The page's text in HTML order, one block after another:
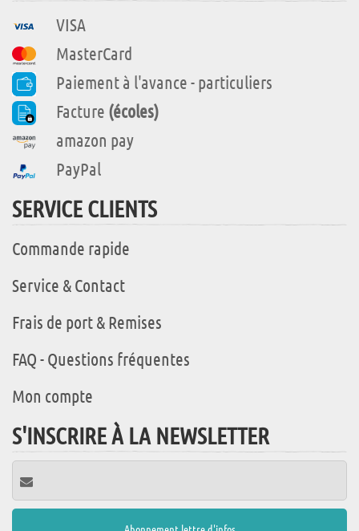
VISA
MasterCard
Paiement à l'avance - particuliers
Facture (écoles)
amazon pay
PayPal
SERVICE CLIENTS
Commande rapide
Service & Contact
Frais de port & Remises
FAQ - Questions fréquentes
Mon compte
S'INSCRIRE À LA NEWSLETTER